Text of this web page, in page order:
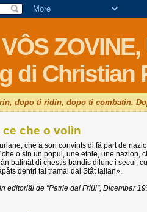
di Christian
dopo ti ridin, dopo ti combatin.
che o volìn
che a son convints di fâ part de
o sin un popul, une etnie, une nazion,
balinât di chestis bandis dilunc i secui,
dentri tal tramai dal Stât talian».
editoriâl de "Patrie dal Friûl", Dicembar